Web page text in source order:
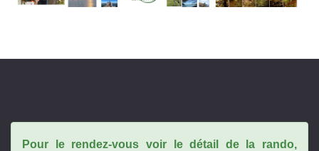
Pour le rendez-vous voir le détail de la rando,